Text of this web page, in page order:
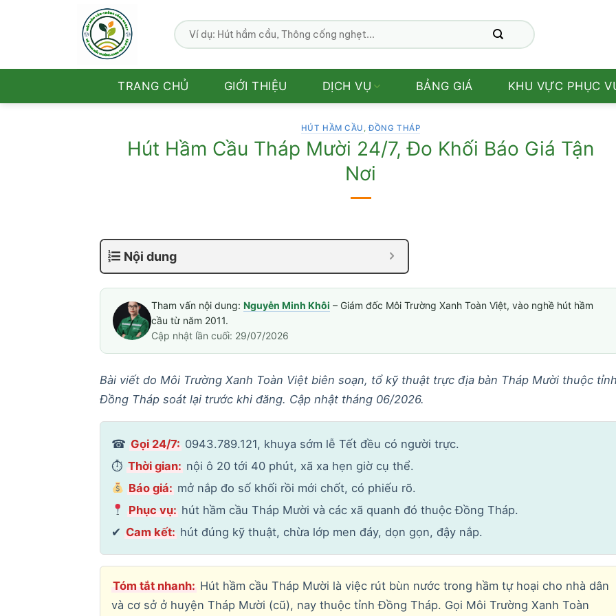
TRANG CHỦ GIỚI THIỆU DỊCH VỤ BẢNG GIÁ KHU VỰC PHỤC
HÚT HẦM CẦU ,ĐỒNG THÁP
Hút Hầm Cầu Tháp Mười 24/7, Đo Khối Báo Giá Tận
Nơi
Nội dung
Tham vấn nội dung: Nguyễn Minh Khôi – Giám đốc Môi Trường Xanh Toàn Việt, vào nghề hút hầm
cầu từ năm 2011.
Cập nhật lần cuối: 29/07/2026
Bài viết do Môi Trường Xanh Toàn Việt biên soạn, tổ kỹ thuật trực địa bàn Tháp Mười thuộc
Đồng Tháp soát lại trước khi đăng. Cập nhật tháng 06/2026.
☎ Gọi 24/7:0943.789.121, khuya sớm lễ Tết đều có người trực.
⏱ Thời gian:nội ô 20 tới 40 phút, xã xa hẹn giờ cụ thể.
Báo giá: mở nắp đo số khối rồi mới chốt, có phiếu rõ.
Phục vụ: hút hầm cầu Tháp Mười và các xã quanh đó thuộc Đồng Tháp.
✔ Cam kết:hút đúng kỹ thuật, chừa lớp men đáy, dọn gọn, đậy nắp.
Tóm tắt nhanh: Hút hầm cầu Tháp Mười là việc rút bùn nước trong hầm tự hoại cho nhà dân
và cơ sở ở huyện Tháp Mười (cũ), nay thuộc tỉnh Đồng Tháp. Gọi Môi Trường Xanh Toàn